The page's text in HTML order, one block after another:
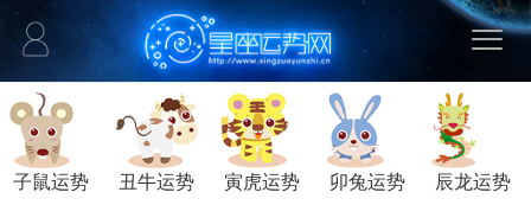
子鼠运势 丑牛运势 寅虎运势 卯兔运势 辰龙运势